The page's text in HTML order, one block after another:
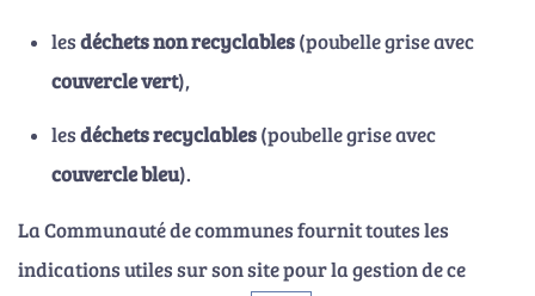
lesdéchets non recyclables(poubelle grise avec
couvercle vert),
lesdéchets recyclables(poubelle grise avec
couvercle bleu).
La Communauté de communes fournit toutes les
indications utiles sur son site pour la gestion de ce